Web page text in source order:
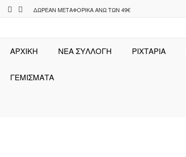
Skip
to
ΔΩΡΕΆΝ ΜΕΤΑΦΟΡΙΚΆ ΆΝΩ ΤΩΝ 49€
ΑΡΧΙΚΉ ΝΕΑ ΣΥΛΛΟΓΗ ΡΙΧΤΆΡΙΑ
ΓΕΜΙΣΜΑΤΑ